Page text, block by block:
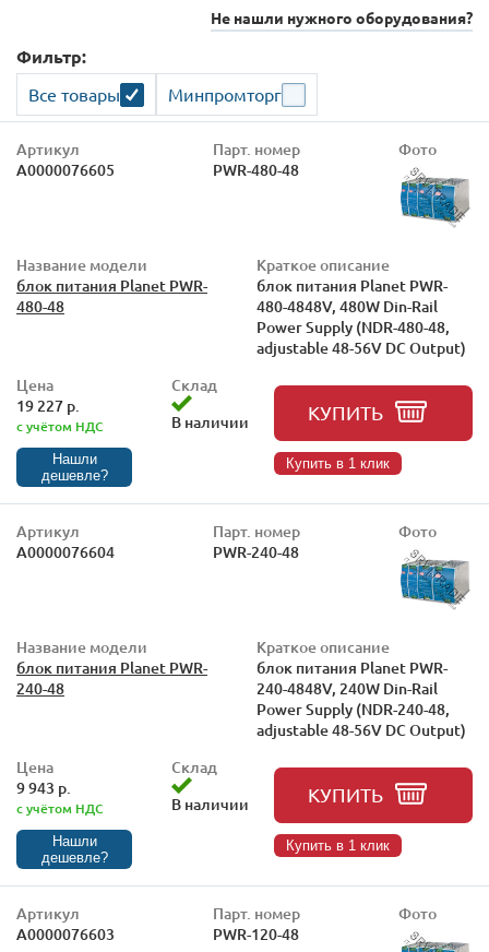
Не нашли нужного оборудования?
Фильтр:
Все товары Минпромторг
Артикул
А0000076605
Парт. номер
PWR-480-48
Фото
Название модели
блок питания Planet PWR-
480-48
Краткое описание
блок питания Planet PWR-
480-4848V, 480W Din-Rail
Power Supply (NDR-480-48,
adjustable 48-56V DC Output)
Цена
19 227 р.
с учётом НДС
Нашли
дешевле?
Склад
В наличии
КУПИТЬ
Купить в 1 клик
Артикул
А0000076604
Парт. номер
PWR-240-48
Фото
Название модели
блок питания Planet PWR-
240-48
Краткое описание
блок питания Planet PWR-
240-4848V, 240W Din-Rail
Power Supply (NDR-240-48,
adjustable 48-56V DC Output)
Цена
9 943 р.
с учётом НДС
Нашли
дешевле?
Склад
В наличии
КУПИТЬ
Купить в 1 клик
Артикул
А0000076603
Парт. номер
PWR-120-48
Фото